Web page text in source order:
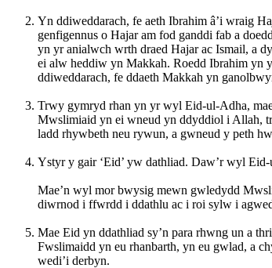
Yn ddiweddarach, fe aeth Ibrahim â’i wraig
genfigennus o Hajar am fod ganddi fab a
yn yr anialwch wrth draed Hajar ac Ismail, a
ei alw heddiw yn Makkah. Roedd Ibrahim yn
ddiweddarach, fe ddaeth Makkah yn
Trwy gymryd rhan yn yr wyl Eid-ul-Adha,
Mwslimiaid yn ei wneud yn ddyddiol i Allah,
ladd rhywbeth neu rywun, a gwneud y peth
Ystyr y gair ‘Eid’ yw dathliad. Daw’r wyl
Mae’n wyl mor bwysig mewn gwledydd
diwrnod i ffwrdd i ddathlu ac i roi sylw i
Mae Eid yn ddathliad sy’n para rhwng un a
Fwslimaidd yn eu rhanbarth, yn eu gwlad, a
wedi’i derbyn.